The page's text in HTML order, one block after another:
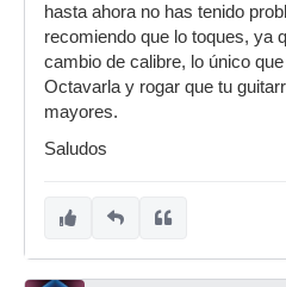
hasta ahora no has tenido
recomiendo que lo toques, ya
cambio de calibre, lo único
Octavarla y rogar que tu
mayores.
Saludos